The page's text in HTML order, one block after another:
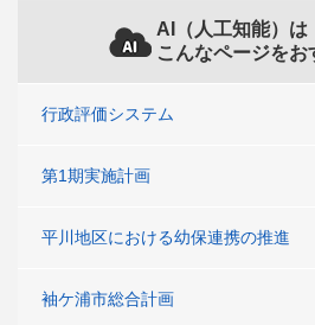
AI（人工知能）は
こんなページをお
行政評価システム
第1期実施計画
平川地区における幼保連携の推進
袖ケ浦市総合計画